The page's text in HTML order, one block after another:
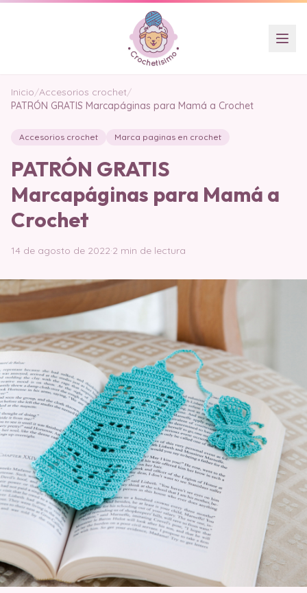
Inicio/Accesorios crochet/
PATRÓN GRATIS Marcapáginas para Mamá a Crochet
Accesorios crochet Marca paginas en crochet
PATRÓN GRATIS
Marcapáginas para Mamá a
Crochet
14 de agosto de 2022·2 min de lectura